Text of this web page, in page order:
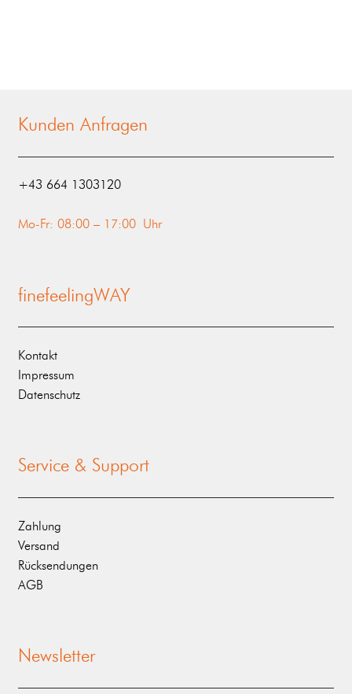
Kunden Anfragen
‭+43 664 1303120‬
Mo-Fr: 08:00 – 17:00 Uhr
finefeelingWAY
Kontakt
Impressum
Datenschutz
Service & Support
Zahlung
Versand
Rücksendungen
AGB
Newsletter